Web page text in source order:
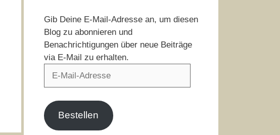
Gib Deine E-Mail-Adresse an, um diesen
Blog zu abonnieren und
Benachrichtigungen über neue Beiträge
via E-Mail zu erhalten.
Bestellen